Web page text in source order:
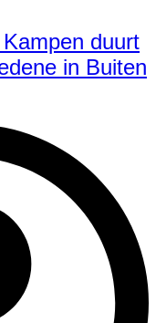
duurt
in Buiten